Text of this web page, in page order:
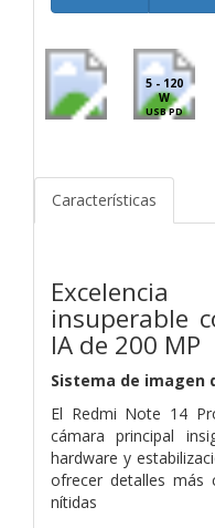
5 - 120
W
USB PD
Características
insuperable
IA de 200 MP
Sistema de imagen
El Redmi Note 14
cámara principal
hardware y
ofrecer detalles más
nítidas